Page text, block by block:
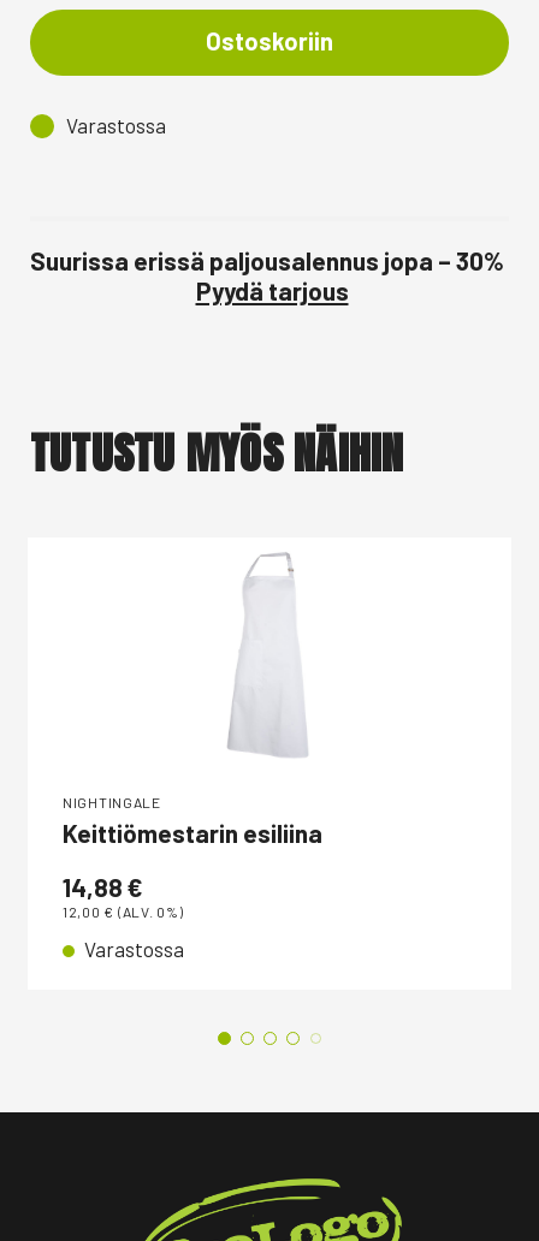
Ostoskoriin
Varastossa
Suurissa erissä paljousalennus jopa – 30%
Pyydä tarjous
TUTUSTU MYÖS NÄIHIN
NIGHTINGALE
Keittiömestarin esiliina
14,88 €
12,00 € (ALV. 0%)
Varastossa